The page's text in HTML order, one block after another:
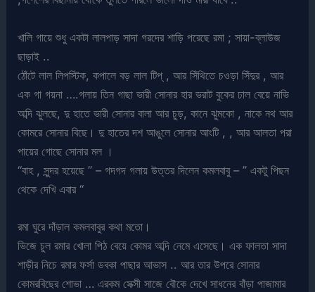
খালি গায়ে শুধু একটা লালপাড় সাদা গরদের শাড়ি পরেছে রমা ; সায়া-ব্লাউজ
ছাড়াই ..
ঠোঁটে লাল লিপস্টিক, কপালে বড় লাল টিপ্ , আর সিঁথিতে চওড়া সিঁদুর , আর
এক গা গয়না ….গলায় তিন গাছা ভারী সোনার হার ভরাট বুকের ঢাল বেয়ে নাভি
অব্দি ঝুলছে, দু হাতে ভারী সোনার বালা আর চুড়, কানে ঝুমকো , নাকে নথ আর
কোমরে সোনার বিছে। দু হাতের দশ আঙুলে সোনার আংটি , , আর আলতা পরা
পায়ের গোছে সোনার মল ।
“বাহ , সুন্দর হয়েছে ” – গদগদ গলায় উত্তর দিলেন কমলবাবু – ” একটু পিছন
থেকে দেখি এবার “
রমা ঘুরে দাঁড়াল কমলবাবুর কথা মতো।
ভিজে চুল রমার খোলা পিঠ বেয়ে কোমর অব্দি নেমে এসেছে। এক ফালতা সাদা
শাড়ীর নিচে রমার ফর্সা ডবকা পাছার আভাস .. আর তার উপরে সোনার
কোমরবিছের শোভা … এরকম সেক্সী সাজে বৌকে দেখে সাধনের বাঁড়া পাজামার